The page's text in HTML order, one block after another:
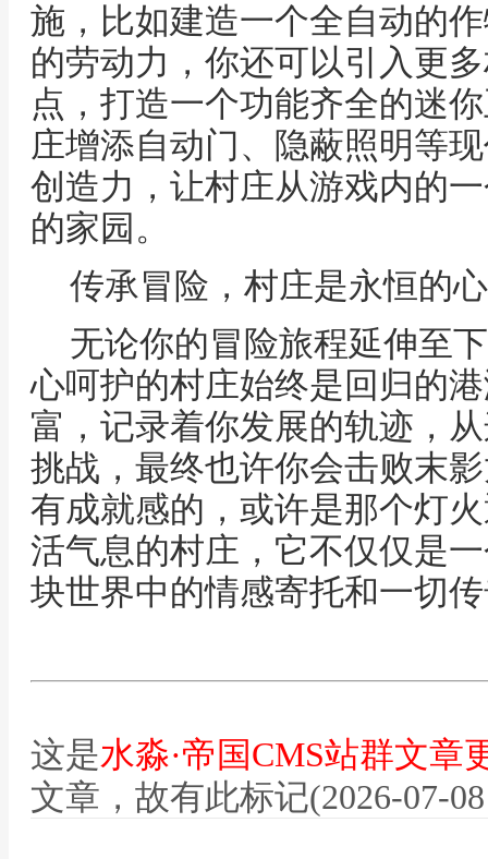
施，比如建造一个全自动的
的劳动力，你还可以引入更
点，打造一个功能齐全的迷
庄增添自动门、隐蔽照明等
创造力，让村庄从游戏内的
的家园。
传承冒险，村庄是永恒的
无论你的冒险旅程延伸至
心呵护的村庄始终是回归的
富，记录着你发展的轨迹，
挑战，最终也许你会击败末
有成就感的，或许是那个灯
活气息的村庄，它不仅仅是
块世界中的情感寄托和一切
这是水淼·帝国CMS站群文章
文章，故有此标记(2026-07-